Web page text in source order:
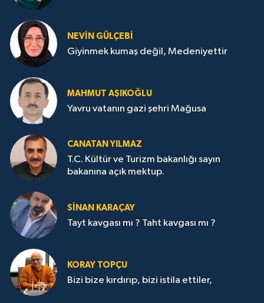
NEVİN GÜLÇEBİ
Giyinmek kumaş değil, Medeniyettir
MAHMUT AŞIKOĞLU
Yavru vatanın gazi şehri Mağusa
CANATAN YILMAZ
T.C. Kültür ve Turizm bakanlığı sayın
bakanına açık mektup.
SİNAN KARAÇAY
Tayt kavgası mı ? Taht kavgası mı ?
KORAY TOPÇU
Bizi bize kırdırıp, bizi istila ettiler,